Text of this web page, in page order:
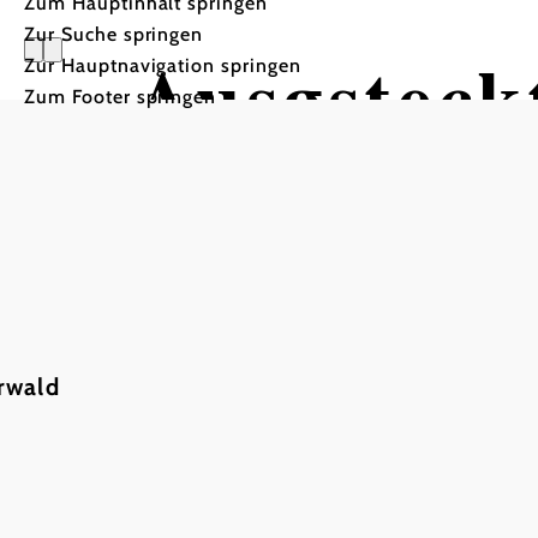
Zur Suche springen
Zur Hauptnavigation springen
Zum Footer springen